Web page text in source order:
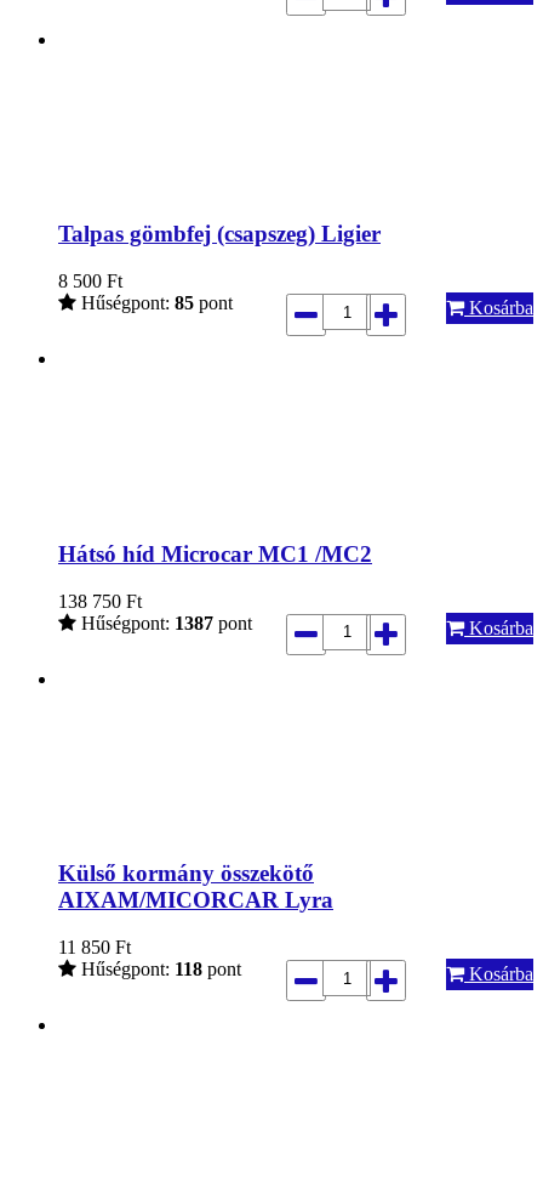
Talpas gömbfej (csapszeg) Ligier
8 500 Ft
Hűségpont: 85 pont Kosárba
Hátsó híd Microcar MC1 /MC2
138 750 Ft
Hűségpont: 1387 pont Kosárba
Külső kormány összekötő
AIXAM/MICORCAR Lyra
11 850 Ft
Hűségpont: 118 pont Kosárba